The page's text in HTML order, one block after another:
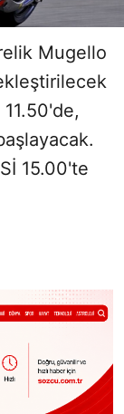
Mugello
11.50'de,
15.00'te